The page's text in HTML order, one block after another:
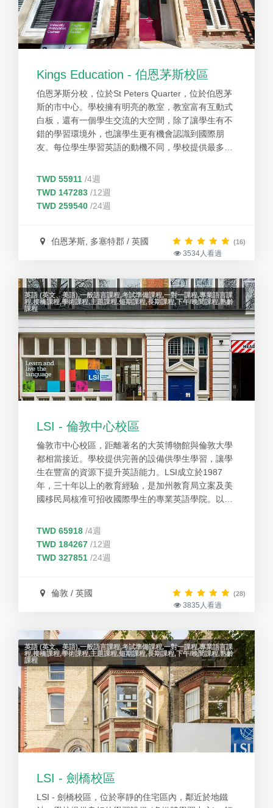
Kings Education - 伯恩茅斯校區
伯恩茅斯分校，位於St Peters Quarter，位於伯恩茅
斯的市中心。學校擁有明亮的教室，教室富有互動式
白板，還有一個學生交流的大空間，除了讓學生有不
錯的學習環境外，也讓學生更有機會認識到國際朋
友。每位學生學習英語的動機不同，學校提供最多
生不但能夠享有彈性的課程選擇，同時也能受惠於專
業的教學師資，豐富的學習資源和多元的學生國籍。
Kings學院在英國享有良好口碑，優良的教學品質和
的學生。
TWD 55911 /4週
TWD 147283 /12週
TWD 259540 /24週
伯恩茅斯, 多塞特郡 / 英國 (16)
3534人看過
英語 (英文、美語),一般語言課程,考試準備課程,一對一課程,專業語言課
程,接橋課程,學術課程,主題課程,短期課程,長期課程,下午/晚間課程,熟齡
課程
LSI - 倫敦中心校區
倫敦市中心校區，距離著名的大英博物館與倫敦大學
都相當接近。學校提供完善的設備供學生學習，讓學
生在豐富的資源下提升英語能力。LSI成立於1987
年，三十年以上的教育經驗，是加州教育局立案及美
國移民局核准可招收國際學生的專業英語學院。以幫
善，每個分校均設有國際學生服務中心為國際學生提
供各類升學，並定期舉辦豐富國際學生課後活動，讓
每個學生有更多機會善用英語來交朋友。
TWD 65918 /4週
TWD 184267 /12週
TWD 327851 /24週
倫敦 / 英國 (28)
3835人看過
英語 (英文、美語),一般語言課程,考試準備課程,一對一課程,專業語言課
程,接橋課程,學術課程,主題課程,短期課程,長期課程,下午/晚間課程,熟齡
課程
LSI - 劍橋校區
LSI - 劍橋校區，位於寧靜的住宅區內，鄰近於地鐵